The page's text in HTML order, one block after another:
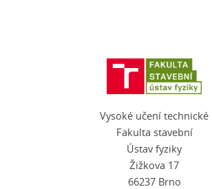
Vysoké učení technické
Fakulta stavební
Ústav fyziky
Žižkova 17
66237 Brno